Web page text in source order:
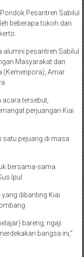
Pesantren Sabilul
beberapa tokoh dan
pesantren Sabilul
Masyarakat dan
(Kemenpora), Amar
acara tersebut,
perjuangan Kiai
satu pejuang di masa
bersama-sama
Ipul.
dibanting Kiai
bareng, ngaji
bangsa ini,”